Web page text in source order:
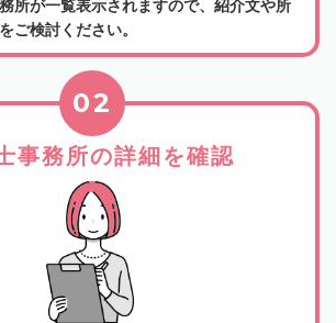
所が一覧表示されますので、紹介文や所
ご検討ください。
事務所の詳細を確認
02